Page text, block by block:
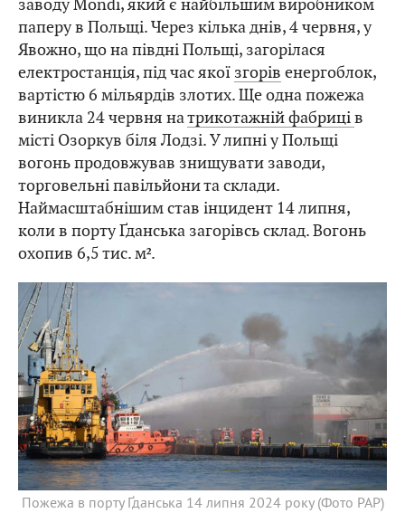
заводу Mondi, який є найбільшим виробником
паперу в Польщі. Через кілька днів, 4 червня, у
Явожно, що на півдні Польщі, загорілася
електростанція, під час якої згорів енергоблок,
вартістю 6 мільярдів злотих. Ще одна пожежа
виникла 24 червня натрикотажній фабриців
місті Озоркув біля Лодзі. У липні у Польщі
вогонь продовжував знищувати заводи,
торговельні павільйони та склади.
Наймасштабнішим став інцидент 14 липня,
коли в порту Ґданська загорівсь склад. Вогонь
охопив 6,5 тис. м².
Пожежа в порту Ґданська 14 липня 2024 року (Фото PAP)